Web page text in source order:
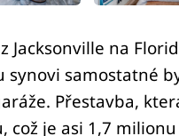
Jacksonville na
samostatné
Přestavba,
což je asi 1,7